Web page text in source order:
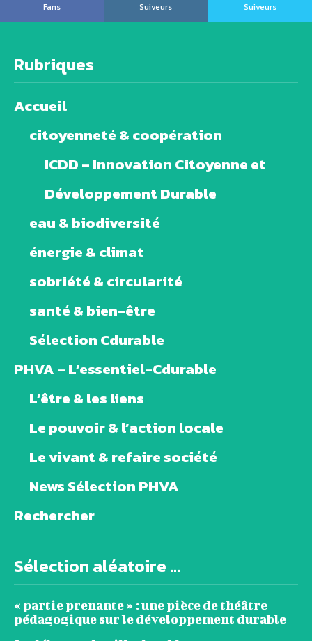
Fans
Suiveurs
Suiveurs
Rubriques
Accueil
citoyenneté & coopération
ICDD – Innovation Citoyenne et
Développement Durable
eau & biodiversité
énergie & climat
sobriété & circularité
santé & bien-être
Sélection Cdurable
PHVA – L’essentiel-Cdurable
L’être & les liens
Le pouvoir & l’action locale
Le vivant & refaire société
News Sélection PHVA
Rechercher
Sélection aléatoire ...
« partie prenante » : une pièce de théâtre
pédagogique sur le développement durable